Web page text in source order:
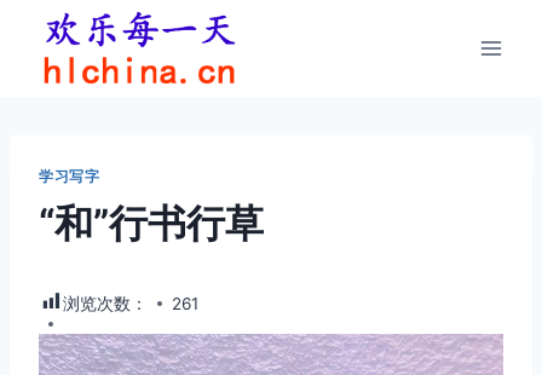
学习写字
“和”行书行草
浏览次数： 261